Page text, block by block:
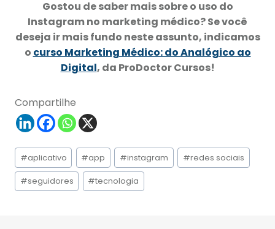
Gostou de saber mais sobre o uso do
Instagram no marketing médico? Se você
deseja ir mais fundo neste assunto, indicamos
o curso Marketing Médico: do Analógico ao
Digital, da ProDoctor Cursos!
Compartilhe
Tags
do
Post:
#aplicativo #app #instagram #redes sociais
#seguidores #tecnologia